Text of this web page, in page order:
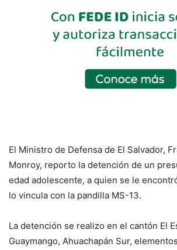
El Ministro de Defensa de El Salvador,
Monroy, reporto la detención de un
edad adolescente, a quien se le
lo vincula con la pandilla MS-13.
La detención se realizo en el cantón El
Guaymango, Ahuachapán Sur,